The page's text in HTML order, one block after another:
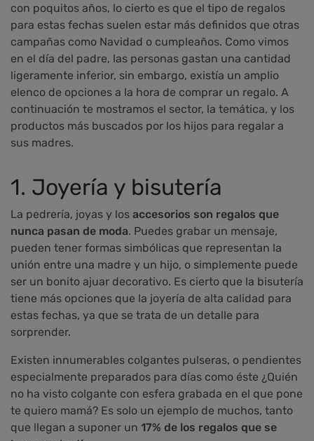
con poquitos años, lo cierto es que el tipo de regalos
para estas fechas suelen estar más definidos que otras
campañas como Navidad o cumpleaños. Como vimos
en el día del padre, las personas gastan una cantidad
ligeramente inferior, sin embargo, existía un amplio
elenco de opciones a la hora de comprar un regalo. A
continuación te mostramos el sector, la temática, y los
productos más buscados por los hijos para regalar a
sus madres.
1. Joyería y bisutería
La pedrería, joyas y los accesorios son regalos que
nunca pasan de moda. Puedes grabar un mensaje,
pueden tener formas simbólicas que representan la
unión entre una madre y un hijo, o simplemente puede
ser un bonito ajuar decorativo. Es cierto que la bisutería
tiene más opciones que la joyería de alta calidad para
estas fechas, ya que se trata de un detalle para
sorprender.
Existen innumerables colgantes pulseras, o pendientes
especialmente preparados para días como éste ¿Quién
no ha visto colgante con esfera grabada en el que pone
te quiero mamá? Es solo un ejemplo de muchos, tanto
que llegan a suponer un 17% de los regalos que se